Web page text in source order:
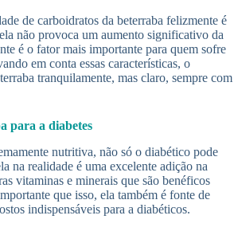
de carboidratos da beterraba felizmente é
não provoca um aumento significativo da
é o fator mais importante para quem sofre
em conta essas características, o
tranquilamente, mas claro, sempre com
para a diabetes
nutritiva, não só o diabético pode
na realidade é uma excelente adição na
vitaminas e minerais que são benéficos
que isso, ela também é fonte de
indispensáveis para a diabéticos.